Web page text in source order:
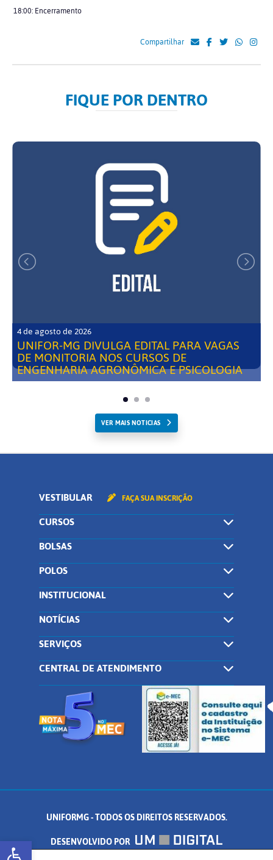
Abrir a barra de ferramentas
18:00: Encerramento
Compartilhar
FIQUE POR DENTRO
4 de agosto de 2026
UNIFOR-MG DIVULGA EDITAL PARA VAGAS
DE MONITORIA NOS CURSOS DE
ENGENHARIA AGRONÔMICA E PSICOLOGIA
VER MAIS NOTICIAS
VESTIBULAR FAÇA SUA INSCRIÇÃO
CURSOS
BOLSAS
POLOS
INSTITUCIONAL
NOTÍCIAS
SERVIÇOS
CENTRAL DE ATENDIMENTO
UNIFORMG - TODOS OS DIREITOS RESERVADOS.
DESENVOLVIDO POR